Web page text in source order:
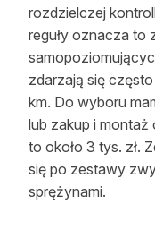
rozdzielczej
reguły oznacza to
zdarzają się
km. Do wyboru
lub zakup i
to około 3 tys. zł.
się po zestawy
sprężynami.